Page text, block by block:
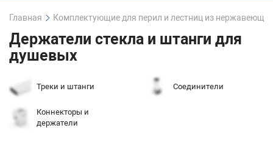
Главная Комплектующие для перил и лестниц из
Держатели стекла и штанги для
душевых
Треки и штанги Соединители
Коннекторы и
держатели